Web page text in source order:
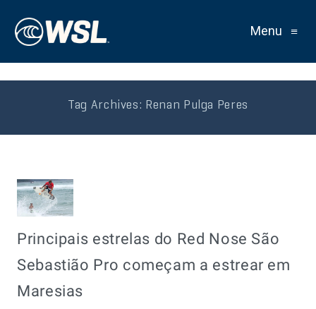
Menu ≡
Tag Archives: Renan Pulga Peres
Principais estrelas do Red Nose São
Sebastião Pro começam a estrear em
Maresias